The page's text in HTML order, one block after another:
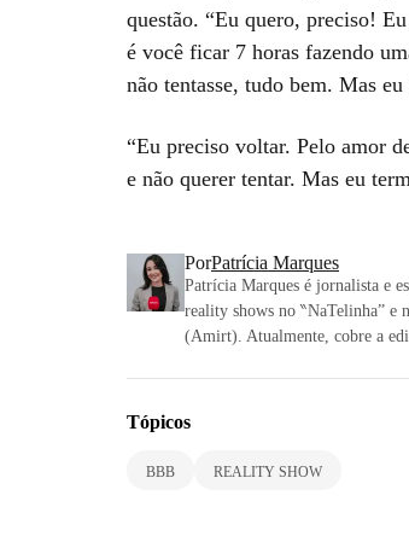
questão. “Eu quero, preciso!
é você ficar 7 horas fazendo
não tentasse, tudo bem. Mas
“Eu preciso voltar. Pelo amor
e não querer tentar. Mas eu
PorPatrícia Marques
Patrícia Marques é jornalista e
reality shows no ‶NaTelinha” e
(Amirt). Atualmente, cobre a
Tópicos
BBB REALITY SHOW